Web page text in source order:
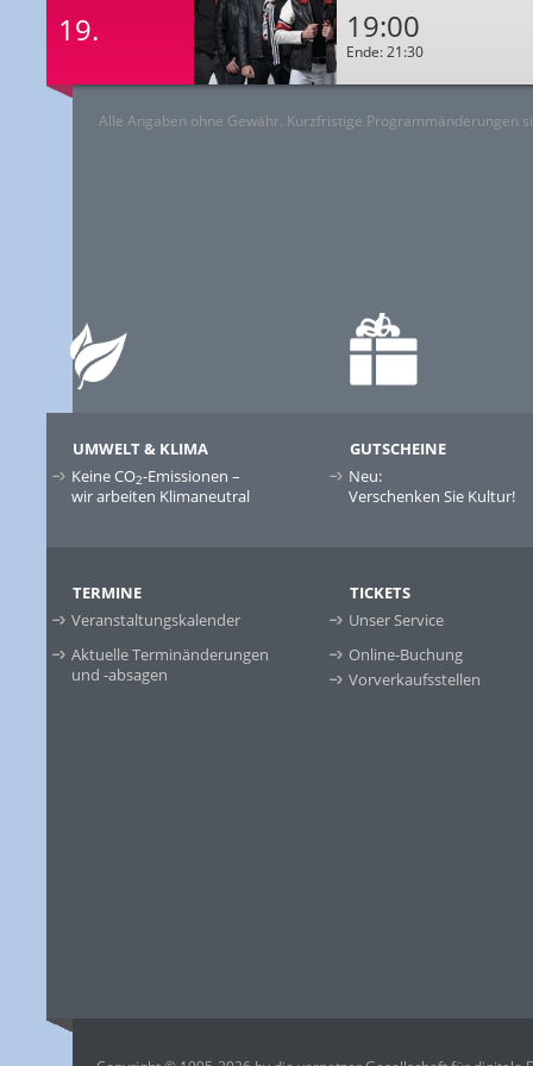
19. 19:00
Ende: 21:30
Alle Angaben ohne Gewähr. Kurzfristige Programmänderungen
UMWELT & KLIMA
Keine CO2-Emissionen –
wir arbeiten Klimaneutral
GUTSCHEINE
Neu:
Verschenken Sie Kultur!
TERMINE
Veranstaltungskalender
Aktuelle Terminänderungen
und -absagen
TICKETS
Unser Service
Online-Buchung
Vorverkaufsstellen